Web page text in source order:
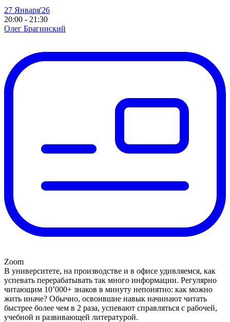
27 Января'26
20:00 - 21:30
Олег Брагинский
Zoom
В университете, на производстве и в офисе удивляемся, как
успевать перерабатывать так много информации. Регулярно
читающим 10’000+ знаков в минуту непонятно: как можно
жить иначе? Обычно, освоившие навык начинают читать
быстрее более чем в 2 раза, успевают справляться с рабочей,
учебной и развивающей литературой.